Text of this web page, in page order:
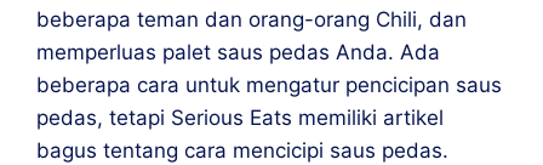
beberapa teman dan orang-orang Chili, dan
memperluas palet saus pedas Anda. Ada
beberapa cara untuk mengatur pencicipan saus
pedas, tetapi Serious Eats memiliki artikel
bagus tentang cara mencicipi saus pedas.